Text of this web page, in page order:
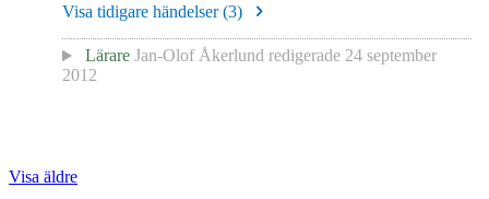
Visa tidigare händelser (3)
Lärare Jan-Olof Åkerlund redigerade 24 september
2012
Visa äldre